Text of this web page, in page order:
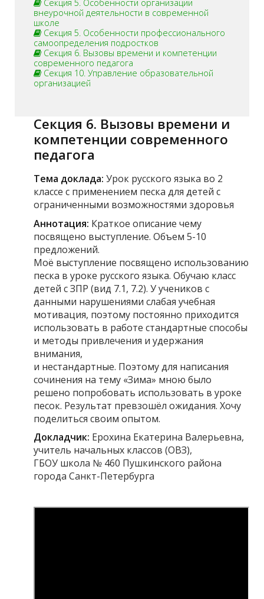
Секция 5. Особенности организации
внеурочной деятельности в современной
школе
Секция 5. Особенности профессионального
самоопределения подростков
Секция 6. Вызовы времени и компетенции
современного педагога
Секция 10. Управление образовательной
организацией
Секция 6. Вызовы времени и
компетенции современного
педагога
Тема доклада: Урок русского языка во 2
классе с применением песка для детей с
ограниченными возможностями здоровья
Аннотация: Краткое описание чему
посвящено выступление. Объем 5-10
предложений.
Моё выступление посвящено использованию
песка в уроке русского языка. Обучаю класс
детей с ЗПР (вид 7.1, 7.2). У учеников с
данными нарушениями слабая учебная
мотивация, поэтому постоянно приходится
использовать в работе стандартные способы
и методы привлечения и удержания
внимания,
и нестандартные. Поэтому для написания
сочинения на тему «Зима» мною было
решено попробовать использовать в уроке
песок. Результат превзошёл ожидания. Хочу
поделиться своим опытом.
Докладчик: Ерохина Екатерина Валерьевна,
учитель начальных классов (ОВЗ),
ГБОУ школа № 460 Пушкинского района
города Санкт-Петербурга